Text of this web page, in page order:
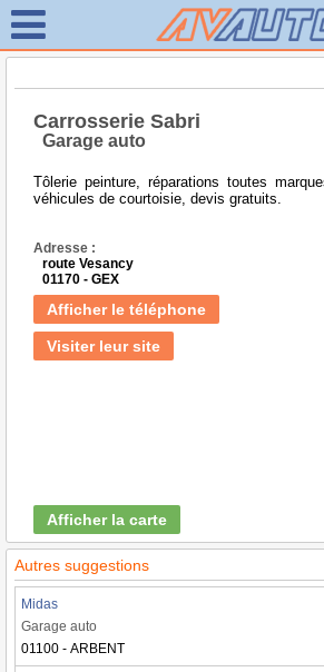
Carrosserie Sabri
Garage auto
Tôlerie peinture, réparations toutes
véhicules de courtoisie, devis gratuits.
Adresse :
route Vesancy
01170 - GEX
Afficher le téléphone
Visiter leur site
Afficher la carte
Autres suggestions
Midas
Garage auto
01100 - ARBENT